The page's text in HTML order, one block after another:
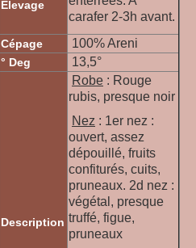
Elevage
carafer 2-3h avant.
Cépage 100% Areni
° Deg 13,5°
Description
Robe : Rouge
rubis, presque noir
Nez : 1er nez :
ouvert, assez
dépouillé, fruits
confiturés, cuits,
pruneaux. 2d nez :
végétal, presque
truffé, figue,
pruneaux